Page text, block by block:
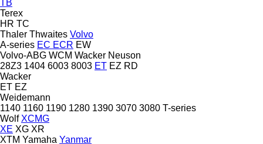
TB
Terex
HR TC
Thaler Thwaites Volvo
A-series EC ECR EW
Volvo-ABG WCM Wacker Neuson
28Z3 1404 6003 8003 ET EZ RD
Wacker
ET EZ
Weidemann
1140 1160 1190 1280 1390 3070 3080 T-series
Wolf XCMG
XE XG XR
XTM Yamaha Yanmar